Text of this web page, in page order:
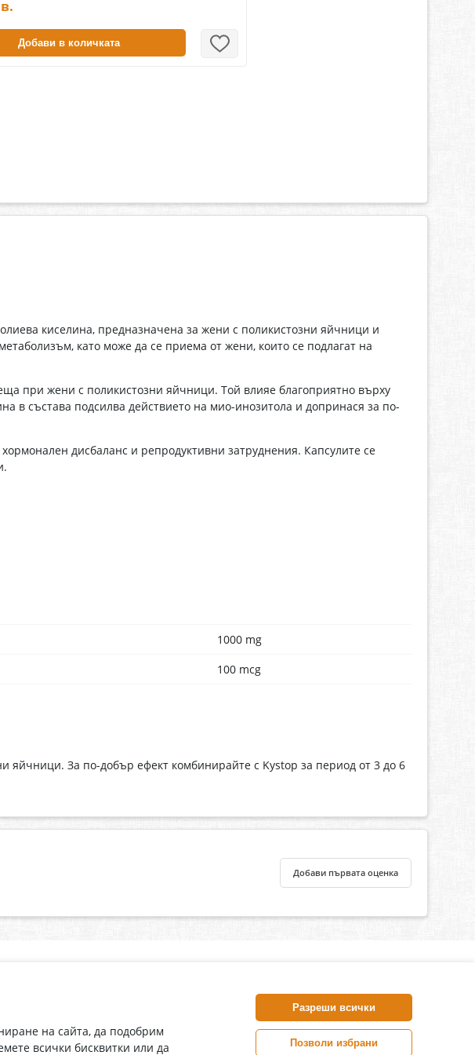
Добави в количката
киселина, предназначена за жени с поликистозни яйчници и
като може да се приема от жени, които се подлагат на
при жени с поликистозни яйчници. Той влияе благоприятно върху
в състава подсилва действието на мио-инозитола и допринася за по-
дисбаланс и репродуктивни затруднения. Капсулите се
1000 mg
100 mcg
яйчници. За по-добър ефект комбинирайте с Kystop за период от 3 до 6
Добави първата оценка
данни .
ePharm.bg е лицензирана онлайн аптека и част от аптеки
„Ванчева“, които повече от 30 години се грижат за здравето на
своите пациенти.
на сайта, да подобрим
всички бисквитки или да
Разреши всички
Позволи избрани